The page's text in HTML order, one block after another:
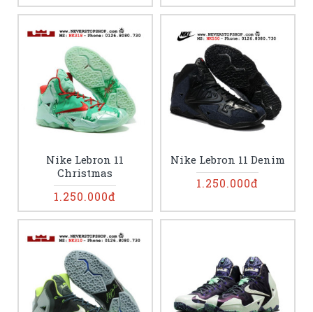
Nike Lebron 11
Christmas
1.250.000đ
Nike Lebron 11 Denim
1.250.000đ